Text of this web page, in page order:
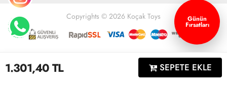
1.301,40TL SEPETE EKLE
Copyrights © 2026 Koçak Toys
Geliştir - powered by innovation
Sipariş Takibi İletişim
Günün
Fırsatları